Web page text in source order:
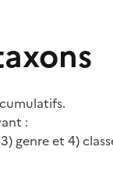
:
genre et 4)